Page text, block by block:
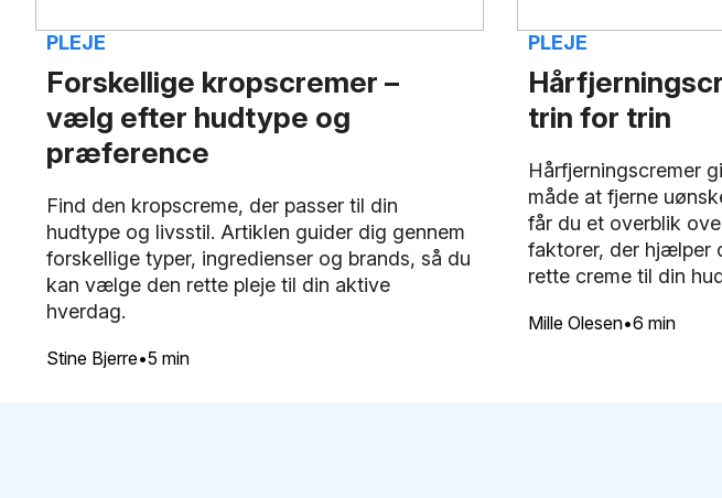
Forskellige kropscremer –
vælg efter hudtype og
præference
PLEJE
5 min
Find den kropscreme, der passer til din
hudtype og livsstil. Artiklen guider dig gennem
forskellige typer, ingredienser og brands, så du
kan vælge den rette pleje til din aktive
hverdag.
Stine Bjerre
trin for trin
PLEJE
6 min
Hårfjerningscremer
måde at fjerne
får du et overblik
faktorer, der hjælper
rette creme til din
Mille Olesen